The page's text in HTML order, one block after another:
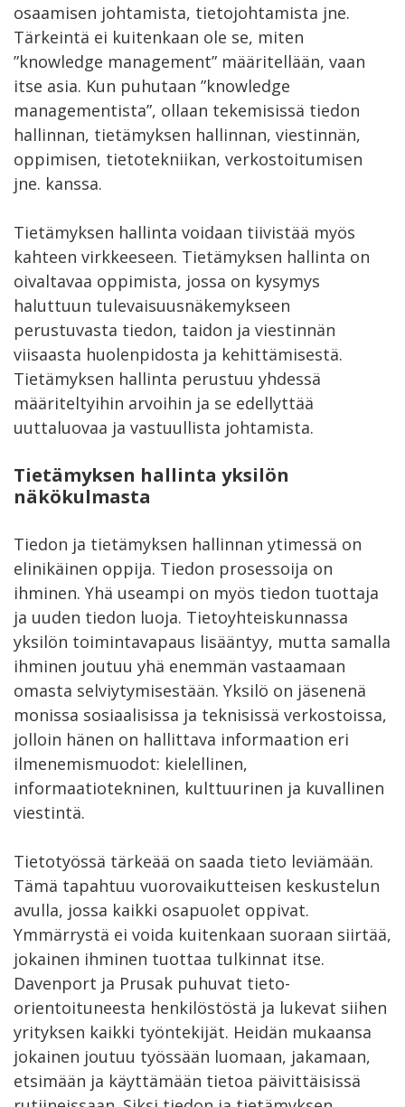
osaamisen johtamista, tietojohtamista jne.
Tärkeintä ei kuitenkaan ole se, miten
”knowledge management” määritellään, vaan
itse asia. Kun puhutaan ”knowledge
managementista”, ollaan tekemisissä tiedon
hallinnan, tietämyksen hallinnan, viestinnän,
oppimisen, tietotekniikan, verkostoitumisen
jne. kanssa.
Tietämyksen hallinta voidaan tiivistää myös
kahteen virkkeeseen. Tietämyksen hallinta on
oivaltavaa oppimista, jossa on kysymys
haluttuun tulevaisuusnäkemykseen
perustuvasta tiedon, taidon ja viestinnän
viisaasta huolenpidosta ja kehittämisestä.
Tietämyksen hallinta perustuu yhdessä
määriteltyihin arvoihin ja se edellyttää
uuttaluovaa ja vastuullista johtamista.
Tietämyksen hallinta yksilön
näkökulmasta
Tiedon ja tietämyksen hallinnan ytimessä on
elinikäinen oppija. Tiedon prosessoija on
ihminen. Yhä useampi on myös tiedon tuottaja
ja uuden tiedon luoja. Tietoyhteiskunnassa
yksilön toimintavapaus lisääntyy, mutta samalla
ihminen joutuu yhä enemmän vastaamaan
omasta selviytymisestään. Yksilö on jäsenenä
monissa sosiaalisissa ja teknisissä verkostoissa,
jolloin hänen on hallittava informaation eri
ilmenemismuodot: kielellinen,
informaatiotekninen, kulttuurinen ja kuvallinen
viestintä.
Tietotyössä tärkeää on saada tieto leviämään.
Tämä tapahtuu vuorovaikutteisen keskustelun
avulla, jossa kaikki osapuolet oppivat.
Ymmärrystä ei voida kuitenkaan suoraan siirtää,
jokainen ihminen tuottaa tulkinnat itse.
Davenport ja Prusak puhuvat tieto-
orientoituneesta henkilöstöstä ja lukevat siihen
yrityksen kaikki työntekijät. Heidän mukaansa
jokainen joutuu työssään luomaan, jakamaan,
etsimään ja käyttämään tietoa päivittäisissä